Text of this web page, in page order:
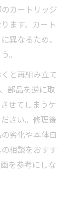
カートリッジ
ます。カート
異なるため、
。
と再組み立て
部品を逆に取
せてしまうケ
さい。修理後
劣化や本体自
相談をおすす
を参考にしな